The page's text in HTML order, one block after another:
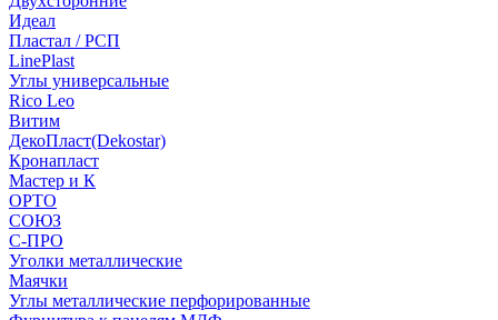
Идеал
Пластал / РСП
LinePlast
Углы универсальные
Rico Leo
Витим
ДекоПласт(Dekostar)
Кронапласт
Мастер и К
ОРТО
СОЮЗ
С-ПРО
Уголки металлические
Маячки
Углы металлические перфорированные